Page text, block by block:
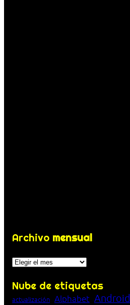
Archivo mensual
Archivos
Nube de etiquetas
actualización Alphabet Android